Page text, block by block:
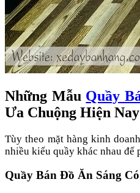
Những Mẫu Quầy
Ưa Chuộng Hiện Nay
Tùy theo mặt hàng kinh
nhiều kiểu quầy khác nhau để
Quầy Bán Đồ Ăn Sáng